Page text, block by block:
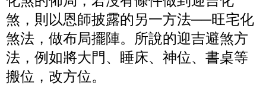
煞，則以恩師披露的另一方法──旺宅化
煞法，做布局擺陣。所說的迎吉避煞方
法，例如將大門、睡床、神位、書桌等
搬位，改方位。